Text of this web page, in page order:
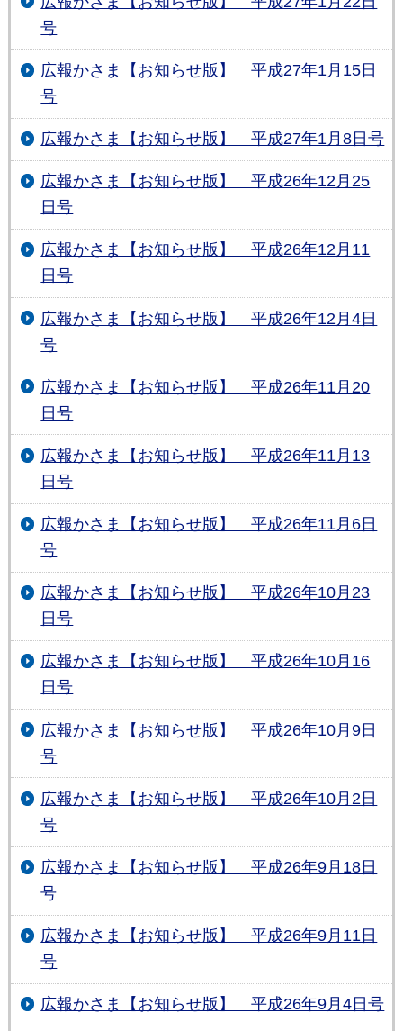
号
広報かさま【お知らせ版】 平成27年1月15日
号
広報かさま【お知らせ版】 平成27年1月8日号
広報かさま【お知らせ版】 平成26年12月25
日号
広報かさま【お知らせ版】 平成26年12月11
日号
広報かさま【お知らせ版】 平成26年12月4日
号
広報かさま【お知らせ版】 平成26年11月20
日号
広報かさま【お知らせ版】 平成26年11月13
日号
広報かさま【お知らせ版】 平成26年11月6日
号
広報かさま【お知らせ版】 平成26年10月23
日号
広報かさま【お知らせ版】 平成26年10月16
日号
広報かさま【お知らせ版】 平成26年10月9日
号
広報かさま【お知らせ版】 平成26年10月2日
号
広報かさま【お知らせ版】 平成26年9月18日
号
広報かさま【お知らせ版】 平成26年9月11日
号
広報かさま【お知らせ版】 平成26年9月4日号